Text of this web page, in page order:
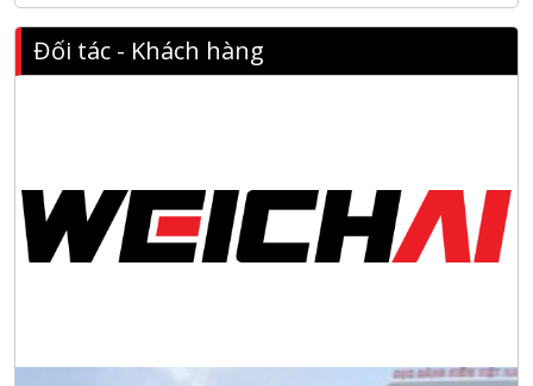
năm 2026 do chi hội tàu du lịch Hạ Long
NANIBI khai trương văn phòng Ninh Bình & kỷ niệm 15 năm
Đối tác - Khách hàng